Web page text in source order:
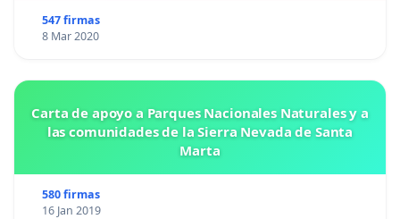
547 firmas
8 Mar 2020
Carta de apoyo a Parques Nacionales Naturales y a
las comunidades de la Sierra Nevada de Santa
Marta
580 firmas
16 Jan 2019